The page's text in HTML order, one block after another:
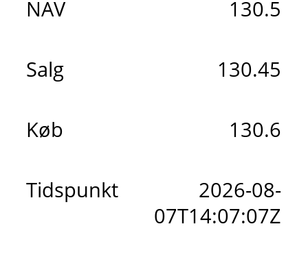
NAV 130.5
Salg 130.45
Køb 130.6
Tidspunkt
2026-08-
07T14:07:07Z